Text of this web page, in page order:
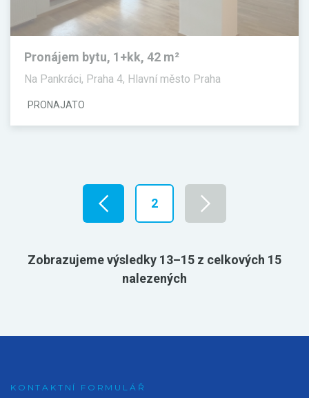
Pronájem bytu, 1+kk, 42 m²
Na Pankráci, Praha 4, Hlavní město Praha
PRONAJATO
2
Zobrazujeme výsledky 13–15 z celkových 15
nalezených